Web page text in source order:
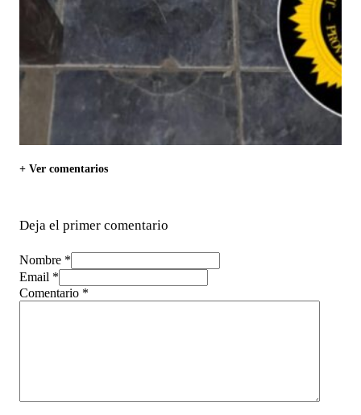
+ Ver comentarios
Deja el primer comentario
Nombre *
Email *
Comentario *